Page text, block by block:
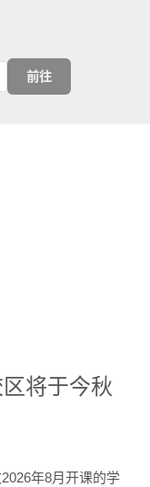
前往
将于今秋
年8月开课的学